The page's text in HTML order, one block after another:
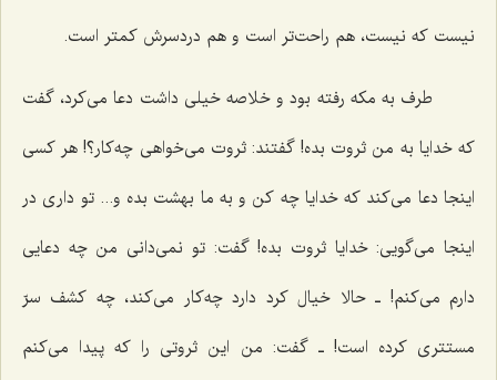
نیست که نیست، هم راحت‌تر است و هم دردسرش کمتر است.
طرف به مکه رفته بود و خلاصه خیلى داشت دعا مى‌کرد، گفت
که خدایا به من ثروت بده! گفتند: ثروت مى‌خواهى چه‌کار؟! هر کسى
اینجا دعا مى‌کند که خدایا چه کن و به ما بهشت بده و... تو دارى در
اینجا مى‌گویى: خدایا ثروت بده! گفت: تو نمى‌دانى من چه دعایى
دارم مى‌کنم! ـ حالا خیال کرد دارد چه‌کار مى‌کند، چه کشف سرّ
مستترى کرده است! ـ گفت: من این ثروتى را که پیدا مى‌کنم